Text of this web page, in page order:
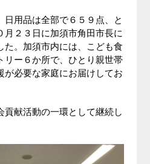
日用品は全部で６５９点、と
月２３日に加須市角田市長に
た。加須市内には、こども食
リー６か所で、ひとり親世帯
が必要な家庭にお届けしてお
貢献活動の一環として継続し